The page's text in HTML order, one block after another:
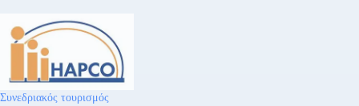
Συνεδριακός τουρισμός